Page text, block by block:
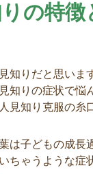
の特
知りだと思い
知りの症状で悩
見知り克服の糸
は子どもの成長
ちゃうような症